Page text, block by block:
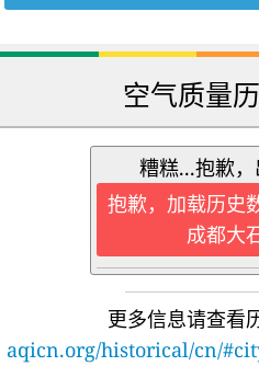
空气质量
糟糕...抱歉
抱歉，加载历史
成都大
更多信息请查看
aqicn.org/historical/cn/